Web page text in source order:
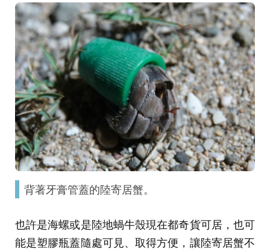
背著牙膏管蓋的陸寄居蟹。
也許是海螺或是陸地蝸牛殼現在都奇貨可居，也可
能是塑膠瓶蓋隨處可見、取得方便，讓陸寄居蟹不